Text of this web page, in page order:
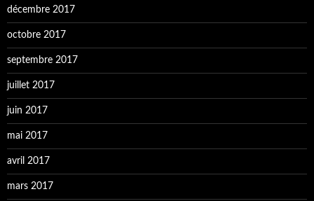
décembre 2017
octobre 2017
septembre 2017
juillet 2017
juin 2017
mai 2017
avril 2017
mars 2017